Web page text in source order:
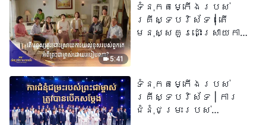
5:41
ទំនុកតម្កើង​របស់​
គ្រីស្ទបរិស័ទ​ | តើ
មនុស្សគួរដោះស្រាយការ
២០២៦
ទំនុកតម្កើង​របស់​
គ្រីស្ទបរិស័ទ | ការ
ជំនុំជម្រះរបស់